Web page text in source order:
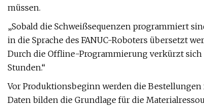
müssen.
„Sobald die Schweißsequenzen programmiert
in die Sprache des FANUC-Roboters übersetzt
Durch die Offline-Programmierung verkürzt
Stunden.“
Vor Produktionsbeginn werden die
Daten bilden die Grundlage für die